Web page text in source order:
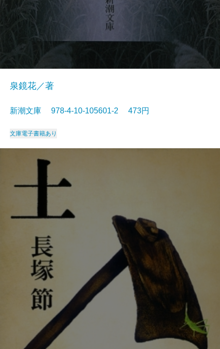
泉鏡花／著
新潮文庫 978-4-10-105601-2 473円
文庫電子書籍あり